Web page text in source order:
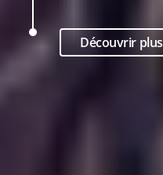
Découvrir plus